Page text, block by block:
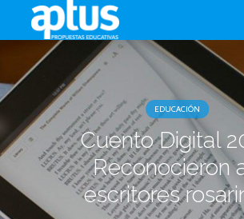
EDUCACIÓN
Cuento Digital
Reconocieron
escritores